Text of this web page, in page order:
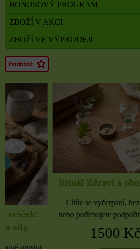
BONUSOVÝ PROGRAM
ZBOŽÍ V AKCI
ZBOŽÍ VE VÝPRODEJI
Rituál Zdraví a obnova síly
Cítíte se vyčerpaní, bez energie
nebo potřebujete podpořit své tělo...
1500 Kč